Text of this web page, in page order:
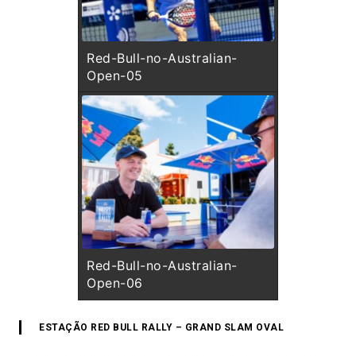
Red-Bull-no-Australian-
Open-05
Red-Bull-no-Australian-
Open-06
ESTAÇÃO RED BULL RALLY – GRAND SLAM OVAL